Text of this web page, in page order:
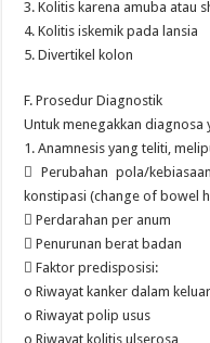
3. Kolitis karena amuba atau
4. Kolitis iskemik pada lansia
5. Divertikel kolon
F. Prosedur Diagnostik
Untuk menegakkan
1. Anamnesis yang teliti,
 Perubahan pola/
konstipasi (change of bowel
 Perdarahan per anum
 Penurunan berat badan
 Faktor predisposisi:
o Riwayat kanker dalam
o Riwayat polip usus
o Riwayat kolitis ulserosa